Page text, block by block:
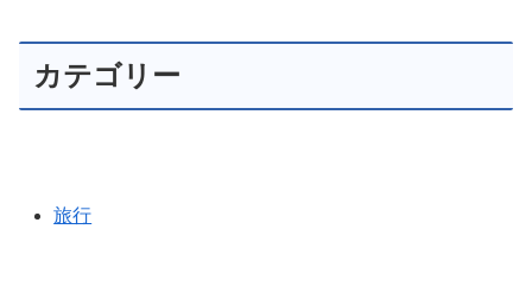
カテゴリー
旅行